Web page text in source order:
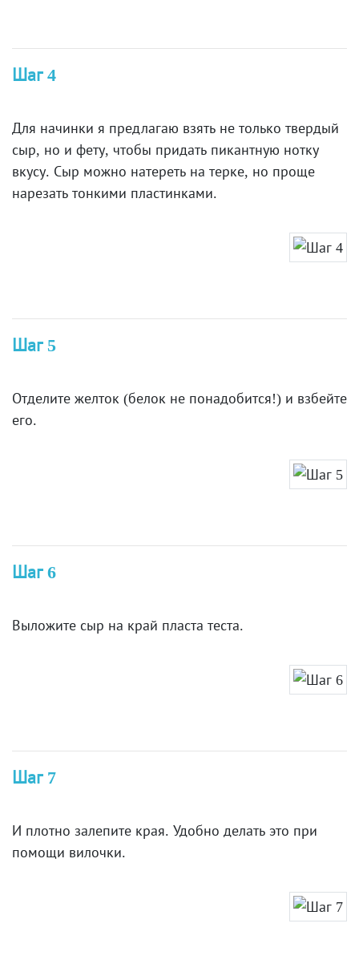
Шаг 4
Для начинки я предлагаю взять не только твердый
сыр, но и фету, чтобы придать пикантную нотку
вкусу. Сыр можно натереть на терке, но проще
нарезать тонкими пластинками.
Шаг 5
Отделите желток (белок не понадобится!) и взбейте
его.
Шаг 6
Выложите сыр на край пласта теста.
Шаг 7
И плотно залепите края. Удобно делать это при
помощи вилочки.